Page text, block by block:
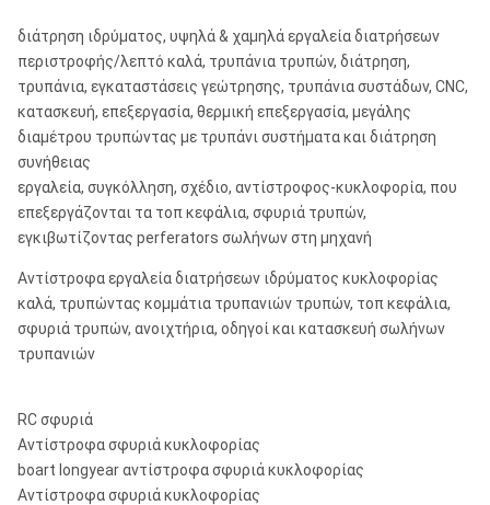
Σημειώσεις:
Το Metzke, νήμα Remet είναι διαθέσιμο!
Οποιαδήποτε ειδική κνήμη τύπων του σφυριού RC θα είναι διαθέσιμη από τα
διάτρηση ιδρύματος, υψηλά & χαμηλά εργαλεία διατρήσεων
περιστροφής/λεπτό καλά, τρυπάνια τρυπών, διάτρηση,
τρυπάνια, εγκαταστάσεις γεώτρησης, τρυπάνια συστάδων, CNC,
κατασκευή, επεξεργασία, θερμική επεξεργασία, μεγάλης
διαμέτρου τρυπώντας με τρυπάνι συστήματα και διάτρηση
συνήθειας
εργαλεία, συγκόλληση, σχέδιο, αντίστροφος-κυκλοφορία, που
επεξεργάζονται τα τοπ κεφάλια, σφυριά τρυπών,
εγκιβωτίζοντας perferators σωλήνων στη μηχανή
Αντίστροφα εργαλεία διατρήσεων ιδρύματος κυκλοφορίας
καλά, τρυπώντας κομμάτια τρυπανιών τρυπών, τοπ κεφάλια,
σφυριά τρυπών, ανοιχτήρια, οδηγοί και κατασκευή σωλήνων
τρυπανιών
RC σφυριά
Αντίστροφα σφυριά κυκλοφορίας
boart longyear αντίστροφα σφυριά κυκλοφορίας
Αντίστροφα σφυριά κυκλοφορίας